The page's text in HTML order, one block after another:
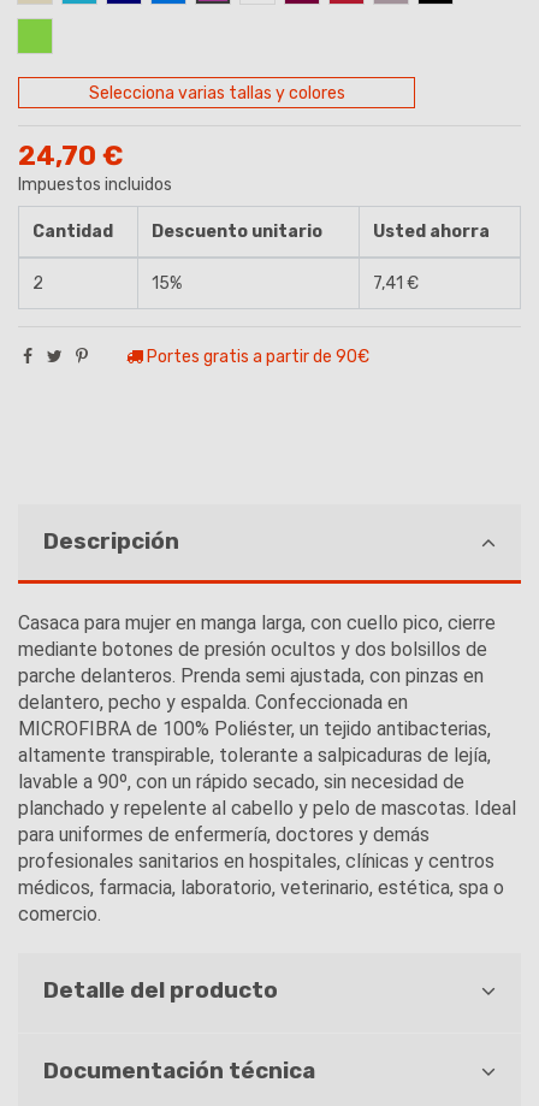
Selecciona varias tallas y colores
24,70 €
Impuestos incluidos
Cantidad Descuento unitario Usted ahorra
2 15% 7,41 €
Portes gratis a partir de 90€
Descripción
Casaca para mujer en manga larga, con cuello pico, cierre
mediante botones de presión ocultos y dos bolsillos de
parche delanteros. Prenda semi ajustada, con pinzas en
delantero, pecho y espalda. Confeccionada en
MICROFIBRA de 100% Poliéster, un tejido antibacterias,
altamente transpirable, tolerante a salpicaduras de lejía,
lavable a 90º, con un rápido secado, sin necesidad de
planchado y repelente al cabello y pelo de mascotas. Ideal
para uniformes de enfermería, doctores y demás
profesionales sanitarios en hospitales, clínicas y centros
médicos, farmacia, laboratorio, veterinario, estética, spa o
comercio.
Detalle del producto
Documentación técnica